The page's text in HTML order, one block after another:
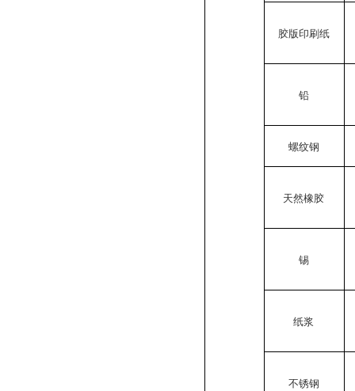
胶版印刷纸
铅
螺纹钢
天然橡胶
锡
纸浆
不锈钢